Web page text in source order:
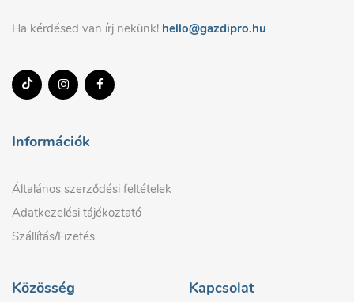
Ha kérdésed van írj nekünk! hello@gazdipro.hu
Információk
Általános szerződési feltételek
Adatkezelési tájékoztató
Szállítás/Fizetés
Közösség Kapcsolat